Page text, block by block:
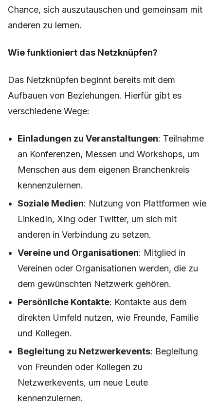
Chance, sich auszutauschen und gemeinsam mit
anderen zu lernen.
Wie funktioniert das Netzknüpfen?
Das Netzknüpfen beginnt bereits mit dem
Aufbauen von Beziehungen. Hierfür gibt es
verschiedene Wege:
Einladungen zu Veranstaltungen: Teilnahme
an Konferenzen, Messen und Workshops, um
Menschen aus dem eigenen Branchenkreis
kennenzulernen.
Soziale Medien: Nutzung von Plattformen wie
LinkedIn, Xing oder Twitter, um sich mit
anderen in Verbindung zu setzen.
Vereine und Organisationen: Mitglied in
Vereinen oder Organisationen werden, die zu
dem gewünschten Netzwerk gehören.
Persönliche Kontakte: Kontakte aus dem
direkten Umfeld nutzen, wie Freunde, Familie
und Kollegen.
Begleitung zu Netzwerkevents: Begleitung
von Freunden oder Kollegen zu
Netzwerkevents, um neue Leute
kennenzulernen.